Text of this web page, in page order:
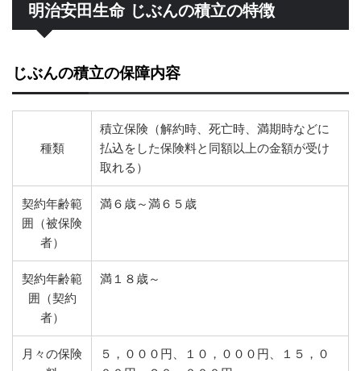
明治安田生命 じぶんの積立の特徴
じぶんの積立の保障内容
種類
積立保険（解約時、死亡時、満期時などに
払込をした保険料と同額以上の金額が受け
取れる）
契約年齢範
囲（被保険
者）
満６歳～満６５歳
契約年齢範
囲（契約
者）
満１８歳～
月々の保険
５，０００円、１０，０００円、１５，０